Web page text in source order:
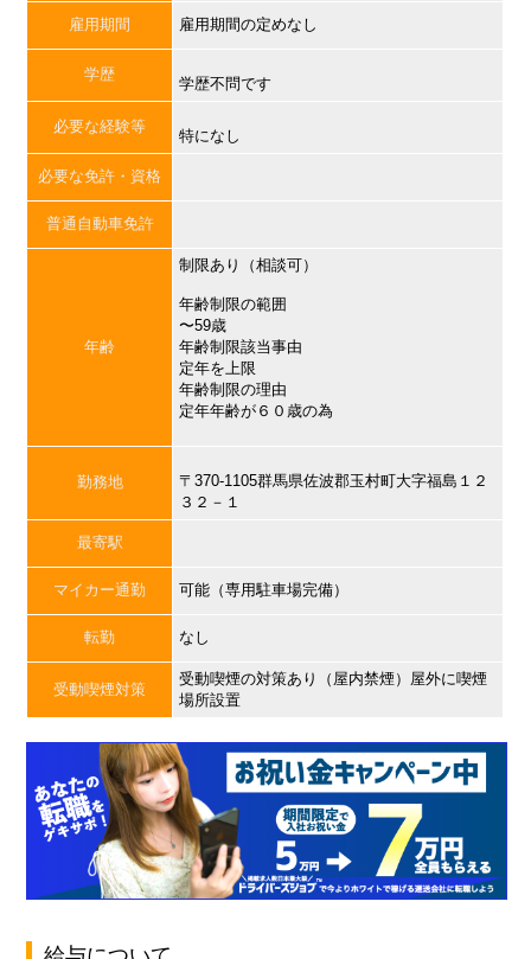
雇用期間 雇用期間の定めなし
学歴
学歴不問です
必要な経験等
特になし
必要な免許・資格
普通自動車免許
年齢
制限あり（相談可）
年齢制限の範囲
〜59歳
年齢制限該当事由
定年を上限
年齢制限の理由
定年年齢が６０歳の為
勤務地
〒370-1105群馬県佐波郡玉村町大字福島１２
３２－１
最寄駅
マイカー通勤 可能（専用駐車場完備）
転勤 なし
受動喫煙対策
受動喫煙の対策あり（屋内禁煙）屋外に喫煙
場所設置